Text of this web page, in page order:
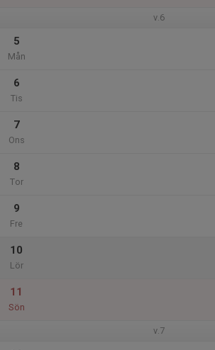
v.6
5
Mån
6
Tis
7
Ons
8
Tor
9
Fre
10
Lör
11
Sön
v.7